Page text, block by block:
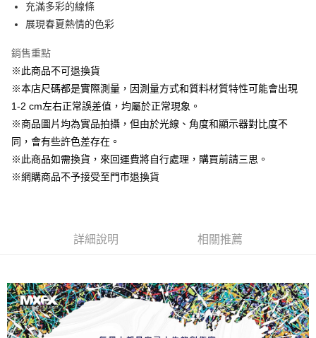
街口支付
AFTEE先享後付
相關說明
AFTEE先享後付是「在收到商品之後才付款」的支付方式。 讓您購物簡單
便利好安心！
１．簡單：不需註冊會員、不需綁卡、不需儲值。
２．便利：只要手機號碼，簡訊認證，即可結帳。
３．安心：先確認商品／服務後，再付款。
３．收到繳費通知簡訊後14天內，點擊此簡訊中的連結，可透過四大超商／
後付繳納相關費用。
※ 交易是否成功請以「AFTEE先享後付 」之結帳頁面顯示為準，若有關於
是否繳費成功／繳費後需取消欲退款等相關疑問，請聯繫「AFTEE先享後付
客戶支援中心」
https://netprotections.freshdesk.com/support/home
ATM付款
運送方式
全家取貨付款
每筆NT$60，滿NT$1,500(含以上)免運費
充滿多彩的線條
展現春夏熱情的色彩
銷售重點
※此商品不可退換貨
※本店尺碼都是實際測量，因測量方式和質料材質特性可能會出現
1-2 cm左右正常誤差值，均屬於正常現象。
※商品圖片均為實品拍攝，但由於光線、角度和顯示器對比度不
同，會有些許色差存在。
※此商品如需換貨，來回運費將自行處理，購買前請三思。
※網購商品不予接受至門市退換貨
詳細說明 相關推薦